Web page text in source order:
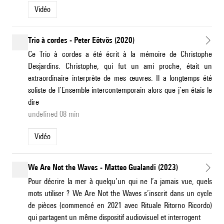
Vidéo
Trio à cordes - Peter Eötvös (2020)
Ce Trio à cordes a été écrit à la mémoire de Christophe
Desjardins. Christophe, qui fut un ami proche, était un
extraordinaire interprète de mes œuvres. Il a longtemps été
soliste de l’Ensemble intercontemporain alors que j’en étais le
dire
undefined 08 min
Vidéo
We Are Not the Waves - Matteo Gualandi (2023)
Pour décrire la mer à quelqu’un qui ne l’a jamais vue, quels
mots utiliser ? We Are Not the Waves s’inscrit dans un cycle
de pièces (commencé en 2021 avec Rituale Ritorno Ricordo)
qui partagent un même dispositif audiovisuel et interrogent